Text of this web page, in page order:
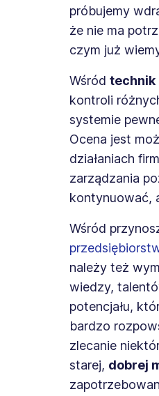
próbujemy
że nie ma
czym już
Wśród technik
kontroli
systemie
Ocena jest
działaniach
zarządzania
kontynuować,
Wśród
należy też
wiedzy,
potencjału,
bardzo
zlecanie
starej, dobrej